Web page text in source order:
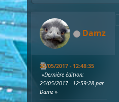
Damz
25/05/2017 - 12:48:35
Dernière édition:
25/05/2017 - 12:59:28 par
Damz